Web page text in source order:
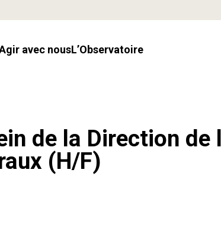
Agir avec nous l’Observatoire
de la Direction de
(H/F)